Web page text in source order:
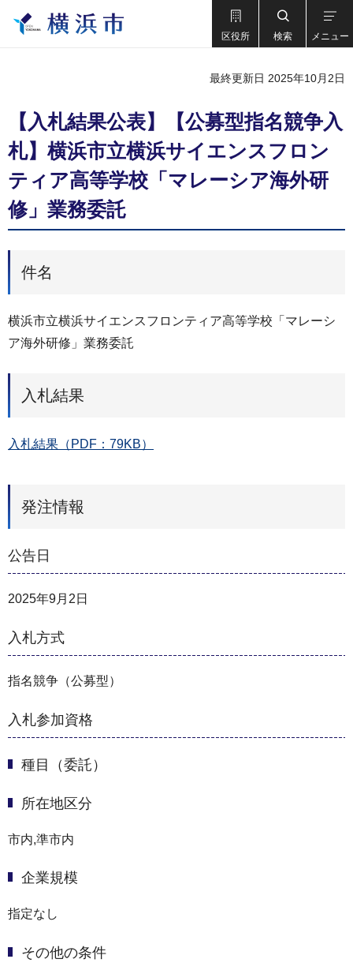
区役所 検索 メニュー
最終更新日 2025年10月2日
【入札結果公表】【公募型指名競争入
札】横浜市立横浜サイエンスフロン
ティア高等学校「マレーシア海外研
修」業務委託
件名
横浜市立横浜サイエンスフロンティア高等学校「マレーシ
ア海外研修」業務委託
入札結果
入札結果（PDF：79KB）
発注情報
公告日
2025年9月2日
入札方式
指名競争（公募型）
入札参加資格
種目（委託）
所在地区分
市内,準市内
企業規模
指定なし
その他の条件